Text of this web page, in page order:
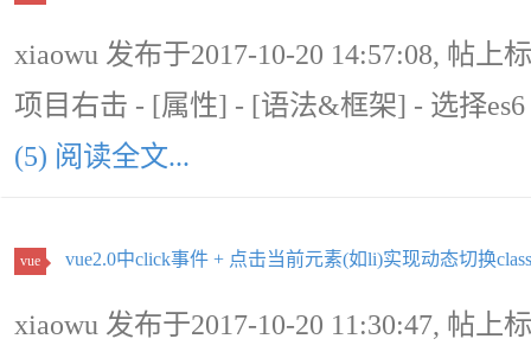
xiaowu 发布于2017-10-20 14:57:08, 帖上
项目右击 - [属性] - [语法&框架] - 选择es6
(5) 阅读全文...
vue vue2.0中click事件 + 点击当前元素(如li)实现动态切换class
xiaowu 发布于2017-10-20 11:30:47, 帖上